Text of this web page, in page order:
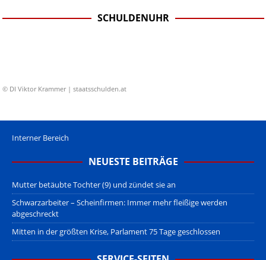
SCHULDENUHR
© DI Viktor Krammer | staatsschulden.at
Interner Bereich
NEUESTE BEITRÄGE
Mutter betäubte Tochter (9) und zündet sie an
Schwarzarbeiter – Scheinfirmen: Immer mehr fleißige werden
abgeschreckt
Mitten in der größten Krise, Parlament 75 Tage geschlossen